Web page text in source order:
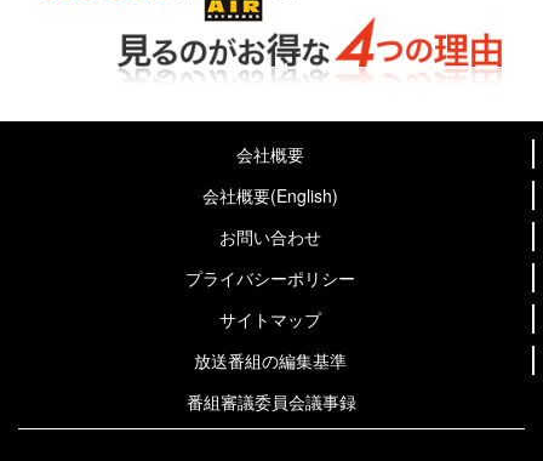
会社概要
会社概要(English)
お問い合わせ
プライバシーポリシー
サイトマップ
放送番組の編集基準
番組審議委員会議事録